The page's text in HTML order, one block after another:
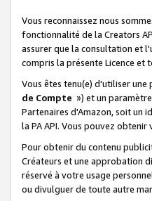
Vous reconnaissez nous
fonctionnalité de la Creators
assurer que la consultation et
compris la présente Licence et
Vous êtes tenu(e) d'utiliser une
de Compte ») et un
Partenaires d'Amazon, soit un
la PA API. Vous pouvez obtenir
Pour obtenir du contenu
Créateurs et une approbation
réservé à votre usage
ou divulguer de toute autre